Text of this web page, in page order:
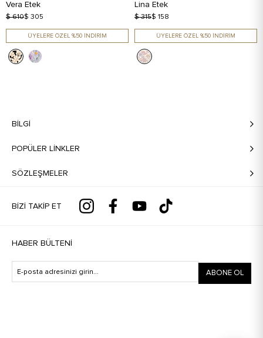
Vera Etek
$ 610$ 305
ÜYELERE ÖZEL %50 İNDİRİM
Lina Etek
$ 315$ 158
ÜYELERE ÖZEL %50 İNDİRİM
BILGI
POPÜLER LİNKLER
SÖZLEŞMELER
BIZI TAKIP ET
HABER BÜLTENI
ABONE OL